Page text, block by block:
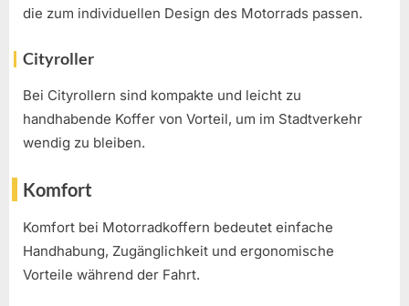
die zum individuellen Design des Motorrads passen.
Cityroller
Bei Cityrollern sind kompakte und leicht zu
handhabende Koffer von Vorteil, um im Stadtverkehr
wendig zu bleiben.
Komfort
Komfort bei Motorradkoffern bedeutet einfache
Handhabung, Zugänglichkeit und ergonomische
Vorteile während der Fahrt.